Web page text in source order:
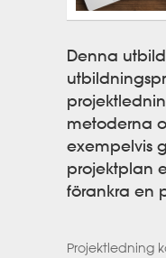
Denna
metoderna
exempelvis
projektplan
förankra en
Projektledning